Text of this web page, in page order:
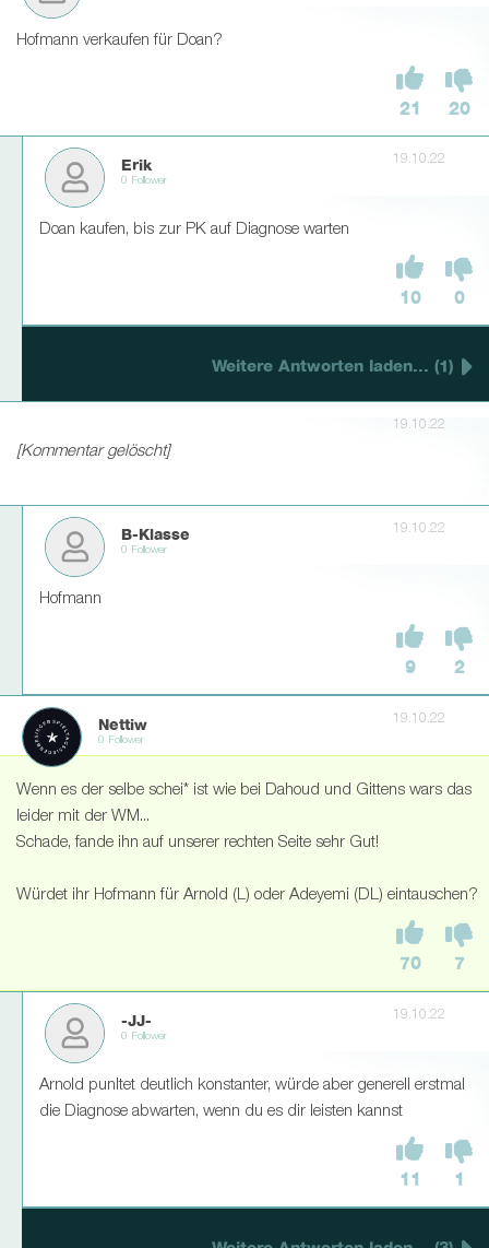
Hofmann verkaufen für Doan?
21 20
Erik
0 Follower
19.10.22
Doan kaufen, bis zur PK auf Diagnose warten
10 0
Weitere Antworten laden... (1)
19.10.22
[Kommentar gelöscht]
B-Klasse
0 Follower
19.10.22
Hofmann
9 2
Nettiw
0 Follower
19.10.22
Wenn es der selbe schei* ist wie bei Dahoud und Gittens wars das
leider mit der WM...
Schade, fande ihn auf unserer rechten Seite sehr Gut!
Würdet ihr Hofmann für Arnold (L) oder Adeyemi (DL) eintauschen?
70 7
-JJ-
0 Follower
19.10.22
Arnold punltet deutlich konstanter, würde aber generell erstmal
die Diagnose abwarten, wenn du es dir leisten kannst
11 1